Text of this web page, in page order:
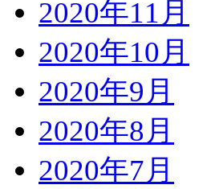
2020年11月
2020年10月
2020年9月
2020年8月
2020年7月